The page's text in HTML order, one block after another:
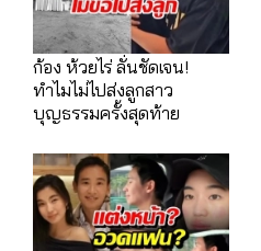
ก้อง ห้วยไร่ ลั่นชัดเจน!
ทำไมไม่ไปส่งลูกสาว
บุญธรรมครั้งสุดท้าย